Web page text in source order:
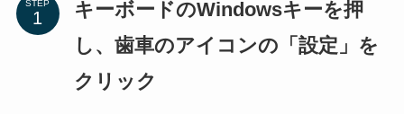
STEP
キーボードのWindowsキーを押
し、歯車のアイコンの「設定」を
クリック